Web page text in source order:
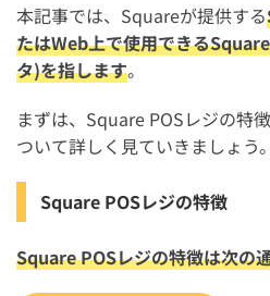
店舗を登録
各店舗のレポートを確認
Square POSレジの使い方【
freeeと連携
マネーフォワードと連携
査】
本記事では、Squareが提供する
たはWeb上で使用できる
タ)を指します。
まずは、Square POSレジの特
ついて詳しく見ていきましょう。
Square POSレジの特徴
Square POSレジの特徴は次の